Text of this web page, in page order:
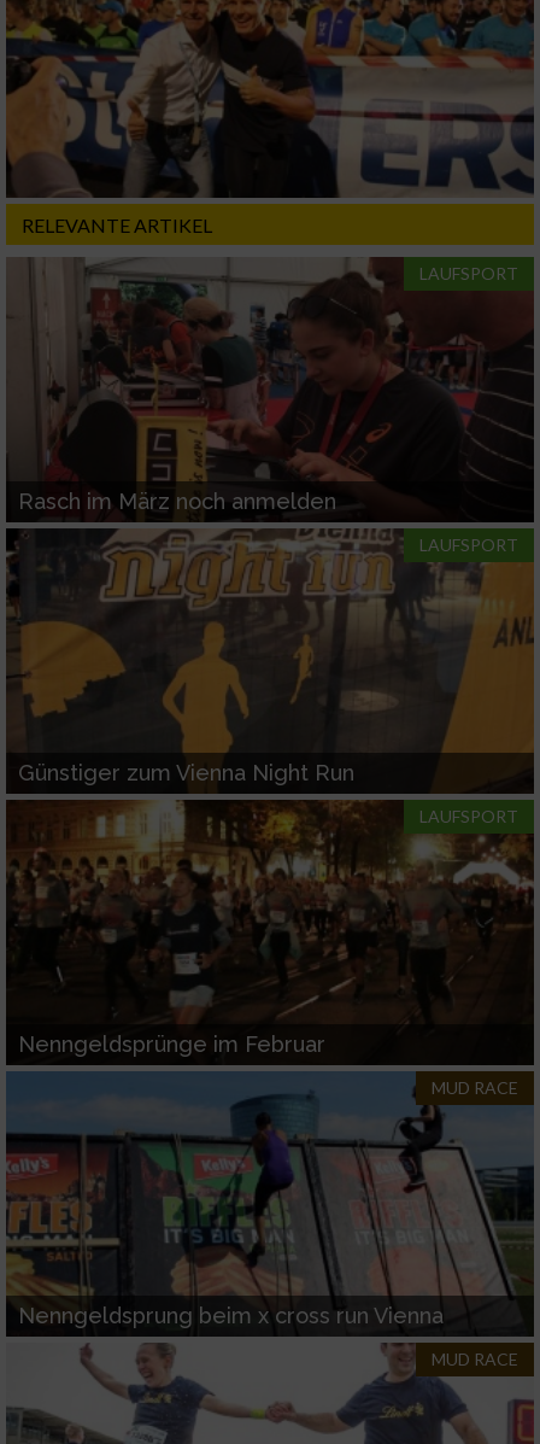
RELEVANTE ARTIKEL
LAUFSPORT
Rasch im März noch anmelden
LAUFSPORT
Günstiger zum Vienna Night Run
LAUFSPORT
Nenngeldsprünge im Februar
MUD RACE
Nenngeldsprung beim x cross run Vienna
MUD RACE